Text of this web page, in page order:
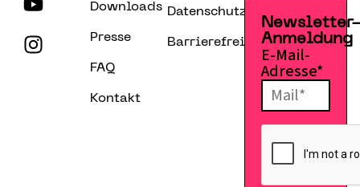
Downloads
Presse
FAQ
Kontakt
Datenschutzerklärung
Barrierefreiheitserklärung
Anmeldung
E-Mail-
Adresse*